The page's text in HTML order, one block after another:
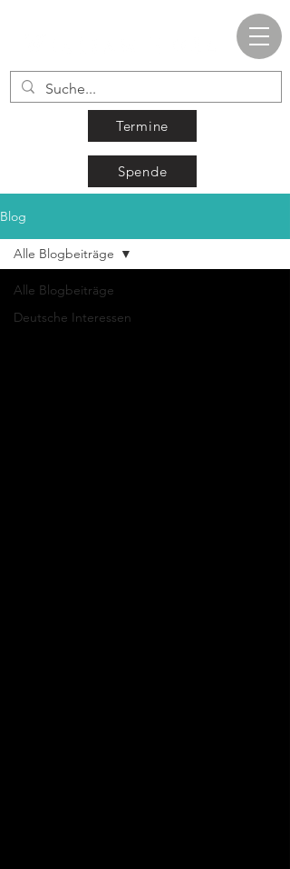
Spende
Termine
Blog
Alle Blogbeiträge
Deutsche Interessen
Alle Blogbeiträge